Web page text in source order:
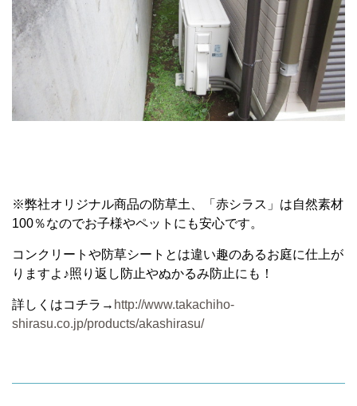
※弊社オリジナル商品の防草土、「赤シラス」は自然素材
100％なのでお子様やペットにも安心です。
コンクリートや防草シートとは違い趣のあるお庭に仕上が
りますよ♪照り返し防止やぬかるみ防止にも！
詳しくはコチラ→ http://www.takachiho-
shirasu.co.jp/products/akashirasu/